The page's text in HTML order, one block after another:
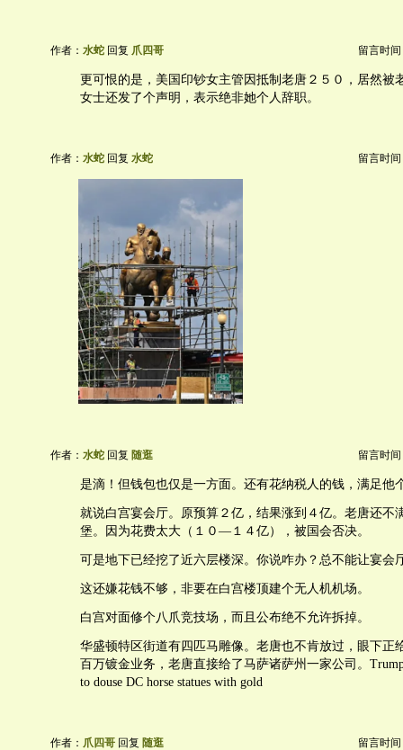
作者： 水蛇 回复 爪四哥 留言时间
更可恨的是，美国印钞女主管因抵制老唐２５０，居然被
女士还发了个声明，表示绝非她个人辞职。
作者： 水蛇 回复 水蛇 留言时间
作者： 水蛇 回复 随逛 留言时间
是滴！但钱包也仅是一方面。还有花纳税人的钱，满足他
就说白宫宴会厅。原预算２亿，结果涨到４亿。老唐还不
堡。因为花费太大（１０—１４亿），被国会否决。
可是地下已经挖了近六层楼深。你说咋办？总不能让宴会
这还嫌花钱不够，非要在白宫楼顶建个无人机机场。
白宫对面修个八爪竞技场，而且公布绝不允许拆掉。
华盛顿特区街道有四匹马雕像。老唐也不肯放过，眼下正
百万镀金业务，老唐直接给了马萨诸萨州一家公司。Trump
to douse DC horse statues with gold
作者： 爪四哥 回复 随逛 留言时间